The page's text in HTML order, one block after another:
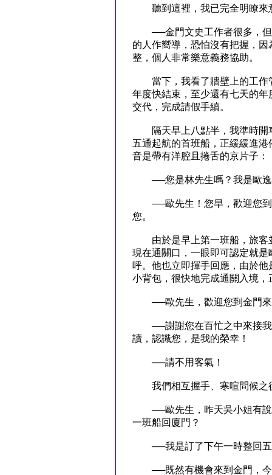
聽到這裡，我已完全明瞭來
──金門文史工作者很多，但
的人作嚮導，恐怕沒有把握，
整，個人非常樂意義務協助。
當下，我看了牆壁上的工作
年度快結束，至少還有七天的
交代，完成請假手續。
隔天早上八點半，我準時開
五通起航的首班船，正緩緩進
音是帶有洋腔且捲舌的京片子：
──您是林先生嗎？我是歐逸
──歐先生！您早，歡迎您到
您。
由於是早上第一班船，旅客
現在通關口，一眼即可認定就
呼。他也立即揮手回應，由於
小背包，很快地完成通關入境
──歐先生，歡迎您到金門來
──謝謝您在百忙之中來接我
讀，認識您，是我的榮幸！
──請不用客氣！
我們相互握手、寒喧問候之
──歐先生，昨天吳小姐有說
一班船回廈門？
──我是訂了下午一時整回五
──既然有機會來到金門，今